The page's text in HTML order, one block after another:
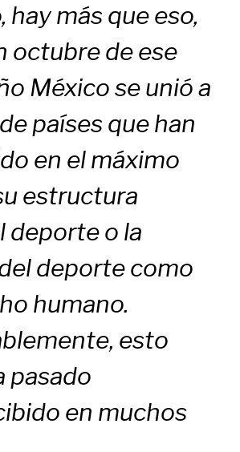
hay más que eso,
octubre de ese
México se unió a
países que han
en el máximo
estructura
deporte o la
deporte como
humano.
esto
pasado
en muchos